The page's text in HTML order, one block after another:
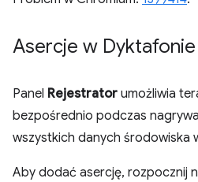
Asercje w Dyktafonie
Panel Rejestrator umożliwia
bezpośrednio podczas
wszystkich danych środowiska
Aby dodać asercję, rozpocznij